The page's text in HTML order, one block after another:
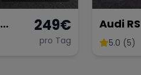
249€
pro Tag
Audi
RENT
5.0 (5)